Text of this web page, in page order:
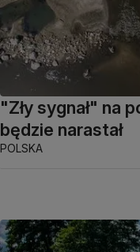
"Zły sygnał" na
będzie narastał
POLSKA